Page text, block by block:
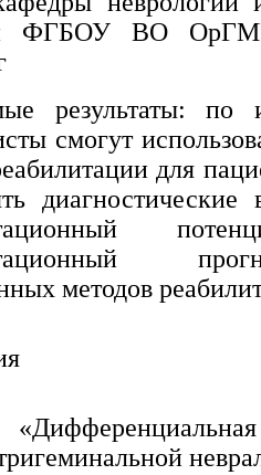
ФГБОУ ВО
результаты: по
смогут
для
методов